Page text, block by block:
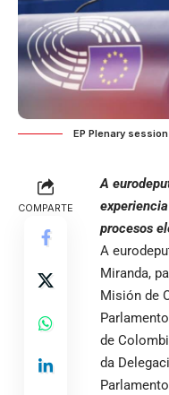
EP Plenary
COMPARTE
A
procesos
A
Miranda,
Misión de
de
da